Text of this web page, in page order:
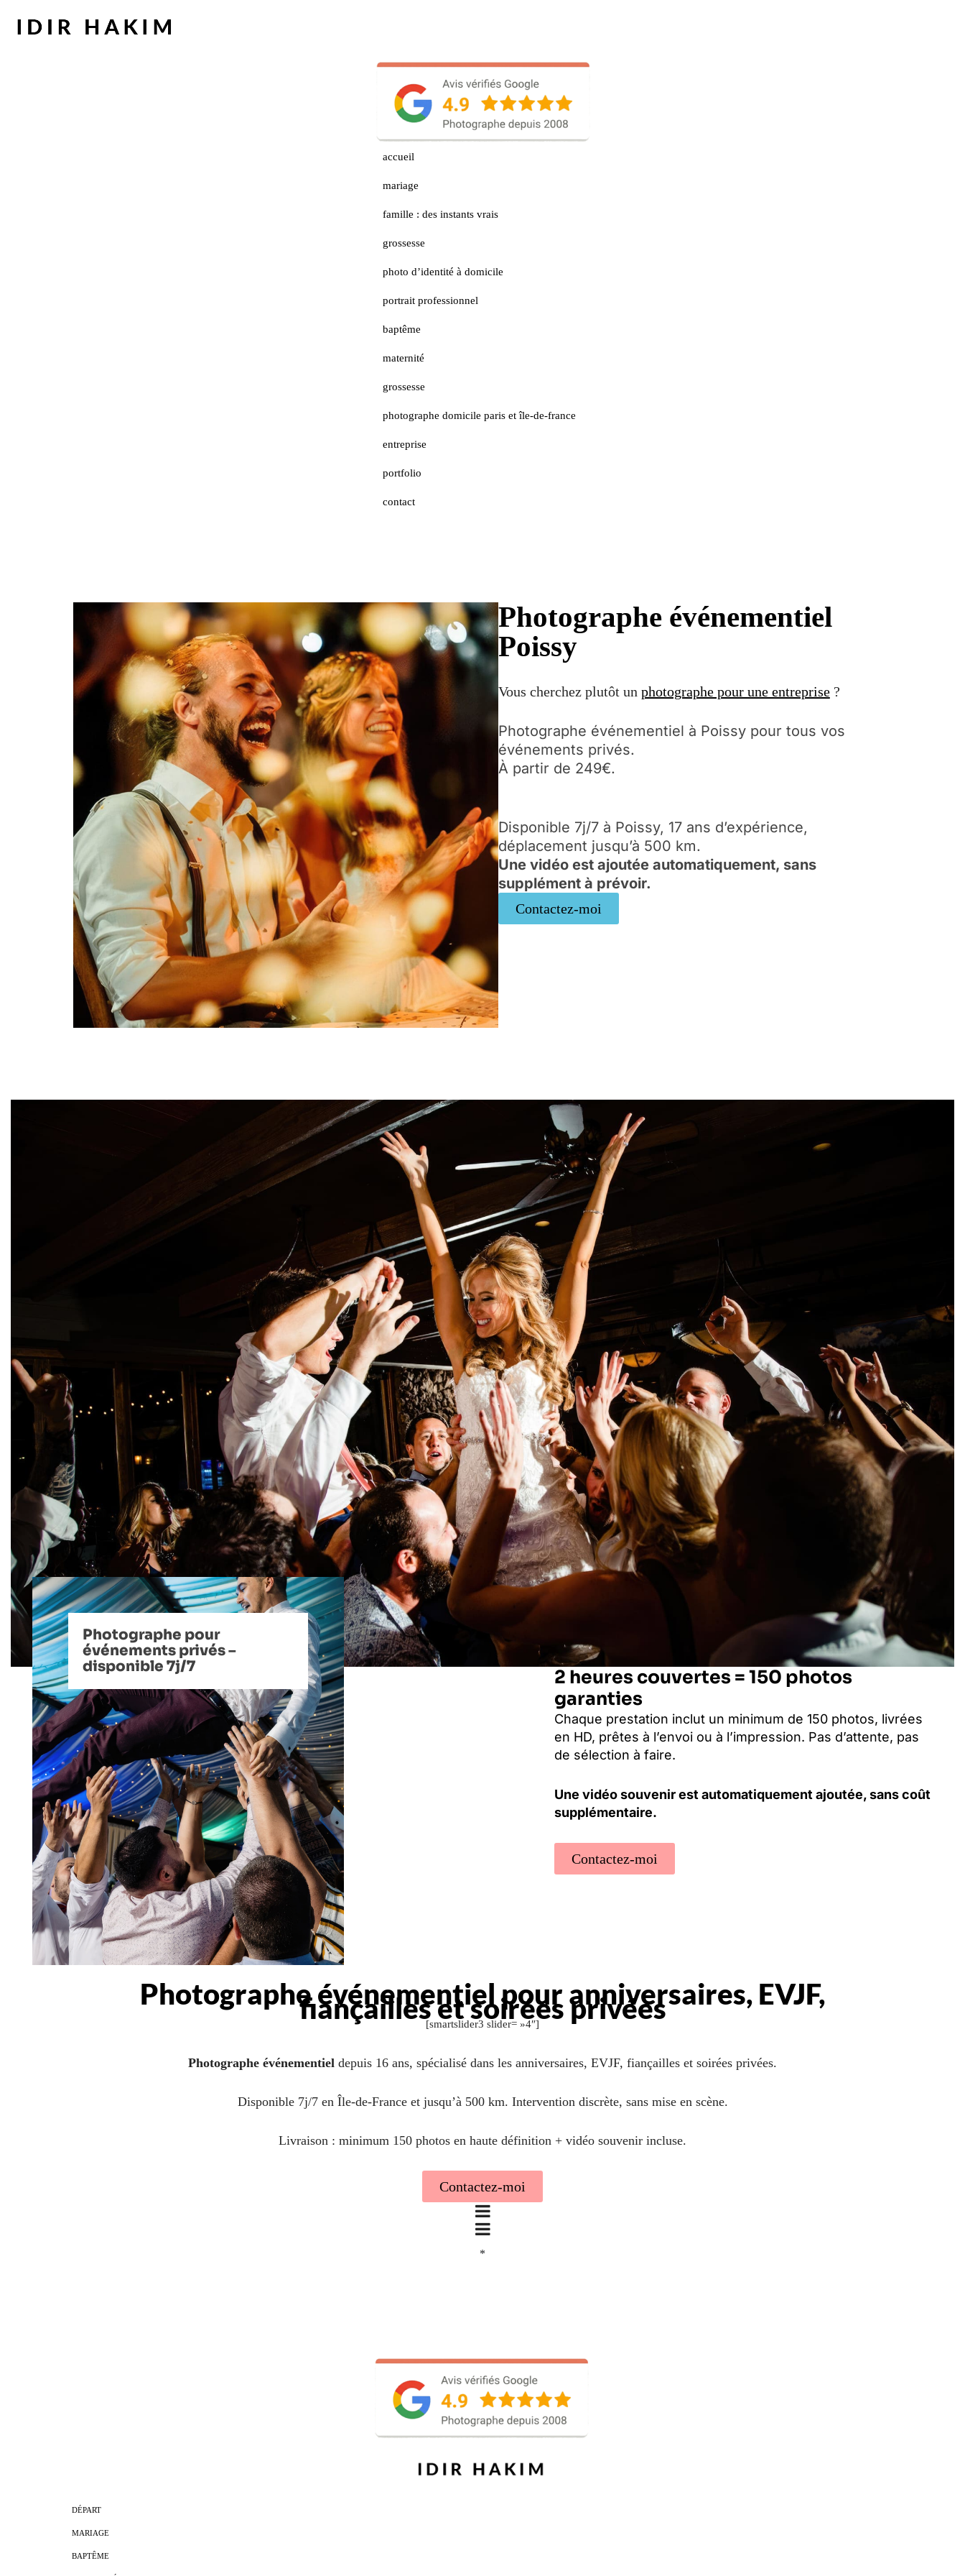
accueil
mariage
famille : des instants vrais
grossesse
photo d’identité à domicile
portrait professionnel
baptême
maternité
grossesse
photographe domicile paris et île-de-france
entreprise
portfolio
contact
Photographe événementiel
Poissy
Vous cherchez plutôt un photographe pour une entreprise?
Photographe événementiel à Poissy pour tous vos
événements privés.
À partir de 249€.
Disponible 7j/7 à Poissy, 17 ans d’expérience,
déplacement jusqu’à 500 km.
Une vidéo est ajoutée automatiquement, sans
supplément à prévoir.
Contactez-moi
Photographe pour
événements privés –
disponible 7j/7
2 heures couvertes = 150 photos
garanties
Chaque prestation inclut un minimum de 150 photos, livrées
en HD, prêtes à l’envoi ou à l’impression. Pas d’attente, pas
de sélection à faire.
Une vidéo souvenir est automatiquement ajoutée, sans coût
supplémentaire.
Contactez-moi
Photographe événementiel pour anniversaires, EVJF,
fiançailles et soirées privées
[smartslider3 slider= »4″]
Photographe événementiel depuis 16 ans, spécialisé dans les anniversaires, EVJF, fiançailles et soirées privées.
Disponible 7j/7 en Île-de-France et jusqu’à 500 km. Intervention discrète, sans mise en scène.
Livraison : minimum 150 photos en haute définition + vidéo souvenir incluse.
Contactez-moi
*
DÉPART
MARIAGE
BAPTÊME